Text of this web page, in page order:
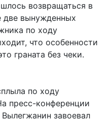
возвращаться в
вынужденных
по ходу
что особенности
граната без чеки.
по ходу
пресс-конференции
завоевал